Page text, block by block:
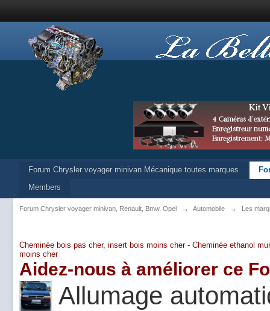
Forum Chrysler voyager minivan Mécanique toutes marques
Members
Forum Chrysler voyager minivan, Renault, Bmw, Opel → Automobile → Les
Cheminée bois pas cher, insert bois moins cher - Cheminée ethanol
moins cher
Aidez-nous à améliorer ce
Allumage